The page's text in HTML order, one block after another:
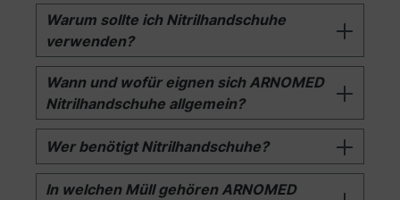
Warum sollte ich Nitrilhandschuhe
verwenden?
Wann und wofür eignen sich ARNOMED
Nitrilhandschuhe allgemein?
Wer benötigt Nitrilhandschuhe?
In welchen Müll gehören ARNOMED